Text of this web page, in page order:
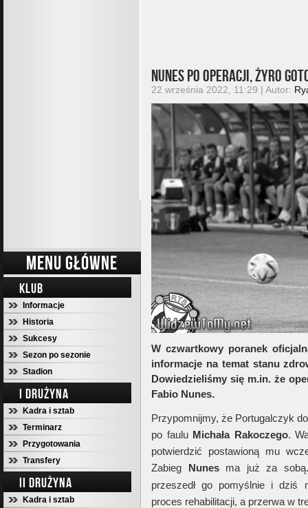
MENU GŁÓWNE
KLUB
Informacje
Historia
Sukcesy
Sezon po sezonie
Stadion
I DRUŻYNA
Kadra i sztab
Terminarz
Przygotowania
Transfery
II DRUŻYNA
Kadra i sztab
Nunes po operacji, Żyro
22 września 2022, 11:29 | Autor:
W czwartkowy poranek
informacje na temat stanu
Dowiedzieliśmy się m.in. że
Fabio Nunes.
Przypomnijmy, że Portugalczyk
po faulu Michała Rakoczego.
potwierdzić postawioną mu
Zabieg Nunesma już za
przeszedł go pomyślnie i dziś
proces rehabilitacji, a przerwa w